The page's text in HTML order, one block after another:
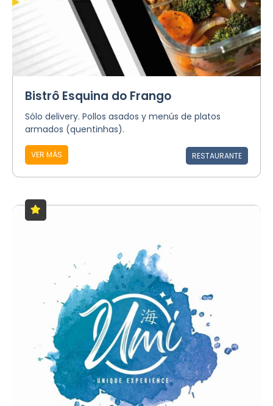
Bistrô Esquina do Frango
Sólo delivery. Pollos asados y menús de platos
armados (quentinhas).
VER MÁS RESTAURANTE